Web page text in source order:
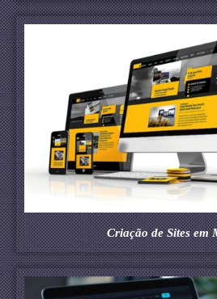
Criação de Sites em